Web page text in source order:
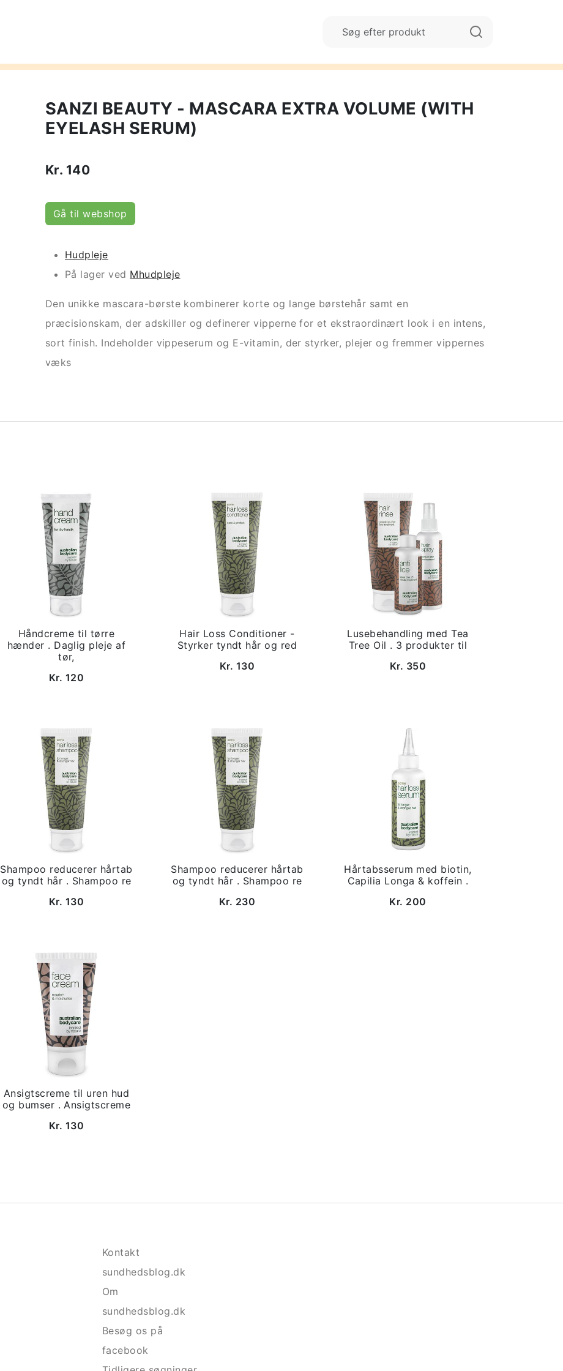
SANZI BEAUTY - MASCARA EXTRA VOLUME (WITH
EYELASH SERUM)
Kr. 140
Gå til webshop
Hudpleje
På lager ved Mhudpleje
Den unikke mascara-børste kombinerer korte og lange børstehår samt en
præcisionskam, der adskiller og definerer vipperne for et ekstraordinært look i en intens,
sort finish. Indeholder vippeserum og E-vitamin, der styrker, plejer og fremmer vippernes
væks
Håndcreme til tørre
hænder . Daglig pleje af
tør,
Kr. 120
Hair Loss Conditioner -
Styrker tyndt hår og red
Kr. 130
Lusebehandling med Tea
Tree Oil . 3 produkter til
Kr. 350
Shampoo reducerer hårtab
og tyndt hår . Shampoo re
Kr. 130
Shampoo reducerer hårtab
og tyndt hår . Shampoo re
Kr. 230
Hårtabsserum med biotin,
Capilia Longa & koffein .
Kr. 200
Ansigtscreme til uren hud
og bumser . Ansigtscreme
Kr. 130
Kontakt
sundhedsblog.dk
Om
sundhedsblog.dk
Besøg os på
facebook